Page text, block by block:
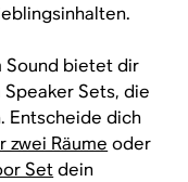
Sound bietet dir
Sets, die
Entscheide dich
zwei Räume oder
Setdein